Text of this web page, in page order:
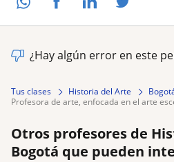
¿Hay algún error en este
Tus clases Historia del Arte
profesora de arte, enfocada en el arte
Otros profesores de
Bogotá que pueden